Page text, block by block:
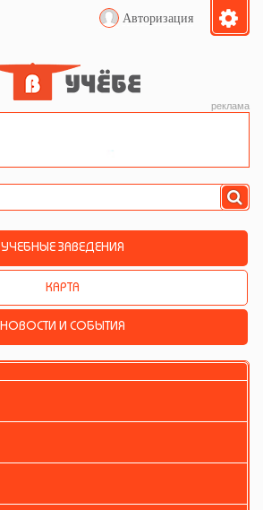
Авторизация
реклама
УЧЕБНЫЕ ЗАВЕДЕНИЯ
КАРТА
НОВОСТИ И СОБЫТИЯ